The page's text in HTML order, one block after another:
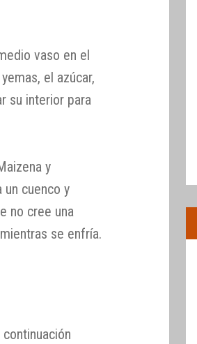
vaso en el
el azúcar,
su interior para
y
un cuenco y
no cree una
se enfría.